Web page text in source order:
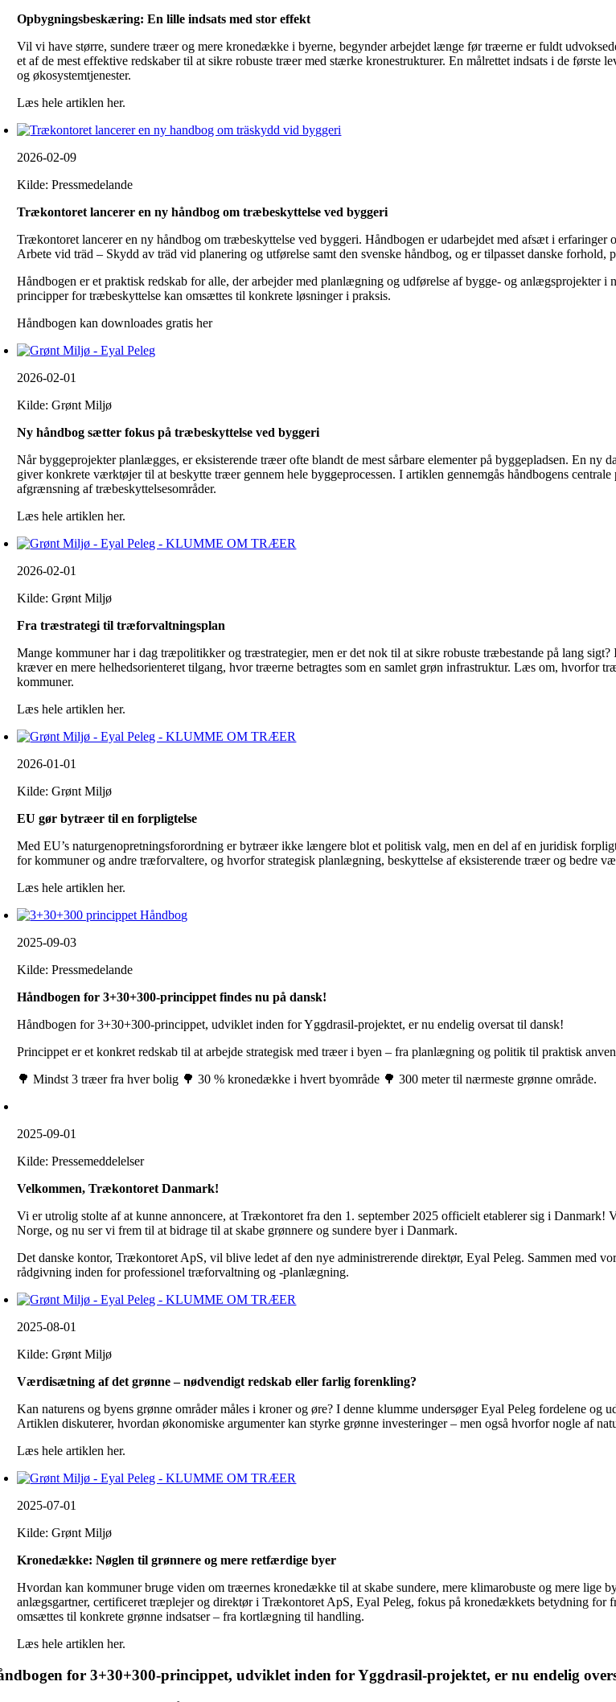
Opbygningsbeskæring: En lille indsats med stor effekt
Vil vi have større, sundere træer og mere kronedække i byerne, begynder arbejdet længe før træerne er fuldt
et af de mest effektive redskaber til at sikre robuste træer med stærke kronestrukturer. En målrettet indsats i de første
og økosystemtjenester.
Læs hele artiklen her.
2026-02-09
Kilde: Pressmedelande
Trækontoret lancerer en ny håndbog om træbeskyttelse ved byggeri
Trækontoret lancerer en ny håndbog om træbeskyttelse ved byggeri. Håndbogen er udarbejdet med afsæt i erfaringer
Arbete vid träd – Skydd av träd vid planering og utførelse samt den svenske håndbog, og er tilpasset danske forhold,
Håndbogen er et praktisk redskab for alle, der arbejder med planlægning og udførelse af bygge- og anlægsprojekter
principper for træbeskyttelse kan omsættes til konkrete løsninger i praksis.
Håndbogen kan downloades gratis her
2026-02-01
Kilde: Grønt Miljø
Ny håndbog sætter fokus på træbeskyttelse ved byggeri
Når byggeprojekter planlægges, er eksisterende træer ofte blandt de mest sårbare elementer på byggepladsen. En
giver konkrete værktøjer til at beskytte træer gennem hele byggeprocessen. I artiklen gennemgås håndbogens
afgrænsning af træbeskyttelsesområder.
Læs hele artiklen her.
2026-02-01
Kilde: Grønt Miljø
Fra træstrategi til træforvaltningsplan
Mange kommuner har i dag træpolitikker og træstrategier, men er det nok til at sikre robuste træbestande på lang
kræver en mere helhedsorienteret tilgang, hvor træerne betragtes som en samlet grøn infrastruktur. Læs om, hvorfor
kommuner.
Læs hele artiklen her.
2026-01-01
Kilde: Grønt Miljø
EU gør bytræer til en forpligtelse
Med EU’s naturgenopretningsforordning er bytræer ikke længere blot et politisk valg, men en del af en juridisk
for kommuner og andre træforvaltere, og hvorfor strategisk planlægning, beskyttelse af eksisterende træer og bedre
Læs hele artiklen her.
2025-09-03
Kilde: Pressmedelande
Håndbogen for 3+30+300-princippet findes nu på dansk!
Håndbogen for 3+30+300-princippet, udviklet inden for Yggdrasil-projektet, er nu endelig oversat til dansk!
Princippet er et konkret redskab til at arbejde strategisk med træer i byen – fra planlægning og politik til praktisk
🌳 Mindst 3 træer fra hver bolig 🌳 30 % kronedække i hvert byområde 🌳 300 meter til nærmeste grønne område.
2025-09-01
Kilde: Pressemeddelelser
Velkommen, Trækontoret Danmark!
Vi er utrolig stolte af at kunne annoncere, at Trækontoret fra den 1. september 2025 officielt etablerer sig i
Norge, og nu ser vi frem til at bidrage til at skabe grønnere og sundere byer i Danmark.
Det danske kontor, Trækontoret ApS, vil blive ledet af den nye administrerende direktør, Eyal Peleg. Sammen med
rådgivning inden for professionel træforvaltning og -planlægning.
2025-08-01
Kilde: Grønt Miljø
Værdisætning af det grønne – nødvendigt redskab eller farlig forenkling?
Kan naturens og byens grønne områder måles i kroner og øre? I denne klumme undersøger Eyal Peleg fordelene
Artiklen diskuterer, hvordan økonomiske argumenter kan styrke grønne investeringer – men også hvorfor nogle af
Læs hele artiklen her.
2025-07-01
Kilde: Grønt Miljø
Kronedække: Nøglen til grønnere og mere retfærdige byer
Hvordan kan kommuner bruge viden om træernes kronedække til at skabe sundere, mere klimarobuste og mere lige
anlægsgartner, certificeret træplejer og direktør i Trækontoret ApS, Eyal Peleg, fokus på kronedækkets betydning for
omsættes til konkrete grønne indsatser – fra kortlægning til handling.
Læs hele artiklen her.
for 3+30+300-princippet, udviklet inden for Yggdrasil-projektet, er nu endelig